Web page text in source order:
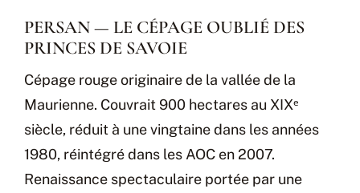
PERSAN — LE CÉPAGE OUBLIÉ DES
PRINCES DE SAVOIE
Cépage rouge originaire de la vallée de la
Maurienne. Couvrait 900 hectares au XIXᵉ
siècle, réduit à une vingtaine dans les années
1980, réintégré dans les AOC en 2007.
Renaissance spectaculaire portée par une